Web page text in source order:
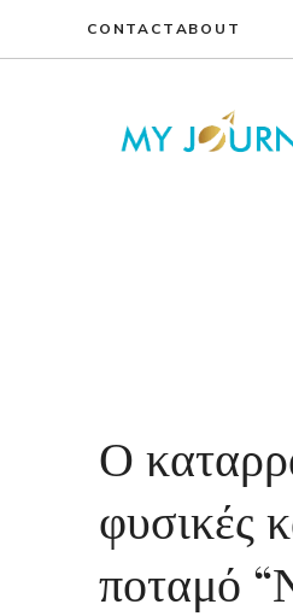
CONTACTABOUT
Ο
φυσικές
ποταμό